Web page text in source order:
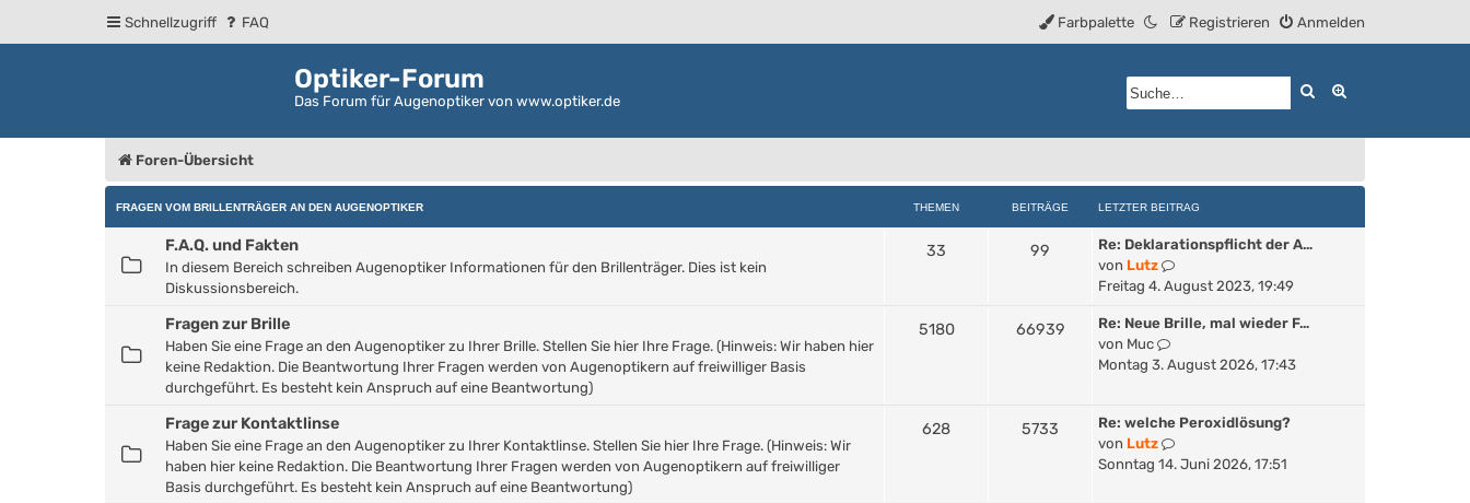
Schnellzugriff FAQ Anmelden
Registrieren
Farbpalette
Optiker-Forum
Das Forum für Augenoptiker von www.optiker.de
Suche
Foren-Übersicht
FRAGEN VOM BRILLENTRÄGER AN DEN AUGENOPTIKER THEMEN BEITRÄGE LETZTER BEITRAG
F.A.Q. und Fakten
In diesem Bereich schreiben Augenoptiker Informationen für den Brillenträger. Dies ist kein
Diskussionsbereich.
33 99
Re: Deklarationspflicht der A…
von Lutz
N
e
e
t
B
e
i
Freitag 4. August 2023, 19:49
Fragen zur Brille
Haben Sie eine Frage an den Augenoptiker zu Ihrer Brille. Stellen Sie hier Ihre Frage. (Hinweis: Wir haben hier
keine Redaktion. Die Beantwortung Ihrer Fragen werden von Augenoptikern auf freiwilliger Basis
durchgeführt. Es besteht kein Anspruch auf eine Beantwortung)
5180 66939
Re: Neue Brille, mal wieder F…
von Muc
N
e
s
t
e
Montag 3. August 2026, 17:43
Frage zur Kontaktlinse
Haben Sie eine Frage an den Augenoptiker zu Ihrer Kontaktlinse. Stellen Sie hier Ihre Frage. (Hinweis: Wir
haben hier keine Redaktion. Die Beantwortung Ihrer Fragen werden von Augenoptikern auf freiwilliger
Basis durchgeführt. Es besteht kein Anspruch auf eine Beantwortung)
628 5733
Re: welche Peroxidlösung?
von Lutz
N
e
Sonntag 14. Juni 2026, 17:51